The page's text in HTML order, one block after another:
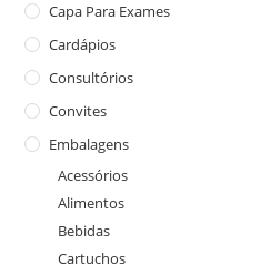
Capa Para Exames
Cardápios
Consultórios
Convites
Embalagens
Acessórios
Alimentos
Bebidas
Cartuchos